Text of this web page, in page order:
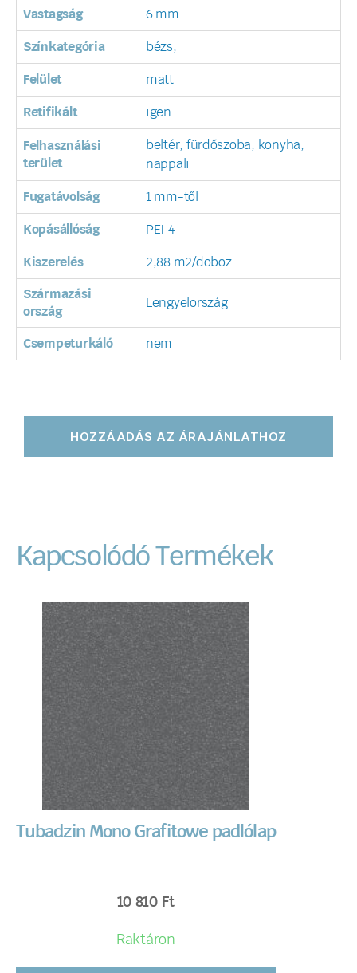
Vastagság 6 mm
Színkategória bézs,
Felület matt
Retifikált igen
Felhasználási
terület
beltér, fürdőszoba, konyha,
nappali
Fugatávolság 1 mm-től
Kopásállóság PEI 4
Kiszerelés 2,88 m2/doboz
Származási
ország
Lengyelország
Csempeturkáló nem
HOZZÁADÁS AZ ÁRAJÁNLATHOZ
Kapcsolódó Termékek
Tubadzin Mono Grafitowe padlólap
10 810 Ft
Raktáron